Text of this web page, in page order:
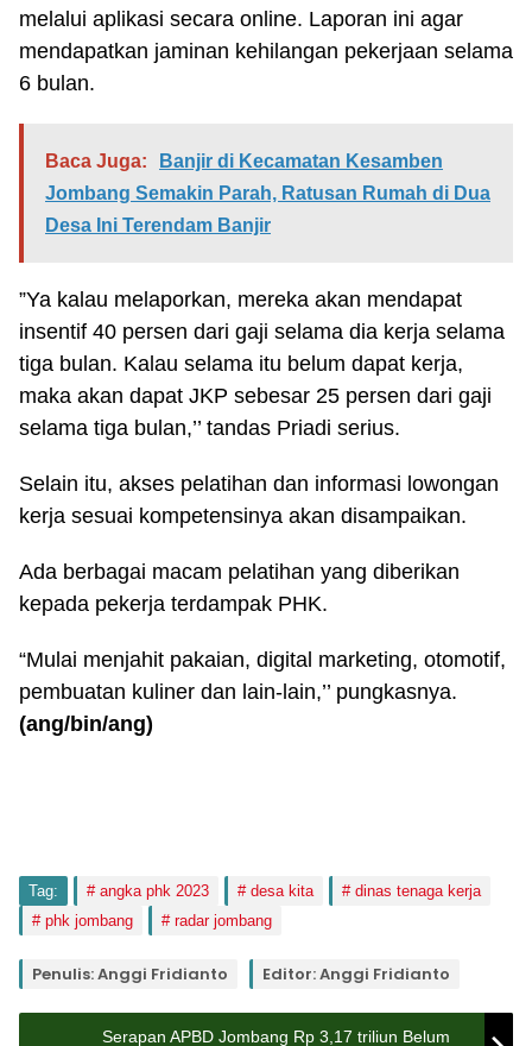
melalui aplikasi secara online. Laporan ini agar
mendapatkan jaminan kehilangan pekerjaan selama
6 bulan.
Baca Juga:
Banjir di Kecamatan Kesamben
Jombang Semakin Parah, Ratusan Rumah di Dua
Desa Ini Terendam Banjir
”Ya kalau melaporkan, mereka akan mendapat
insentif 40 persen dari gaji selama dia kerja selama
tiga bulan. Kalau selama itu belum dapat kerja,
maka akan dapat JKP sebesar 25 persen dari gaji
selama tiga bulan,’’ tandas Priadi serius.
Selain itu, akses pelatihan dan informasi lowongan
kerja sesuai kompetensinya akan disampaikan.
Ada berbagai macam pelatihan yang diberikan
kepada pekerja terdampak PHK.
“Mulai menjahit pakaian, digital marketing, otomotif,
pembuatan kuliner dan lain-lain,’’ pungkasnya.
(ang/bin/ang)
Tag: angka phk 2023 desa kita
dinas tenaga kerja
phk jombang
radar jombang
Penulis: Anggi Fridianto Editor: Anggi Fridianto
Serapan APBD Jombang Rp 3,17 triliun Belum